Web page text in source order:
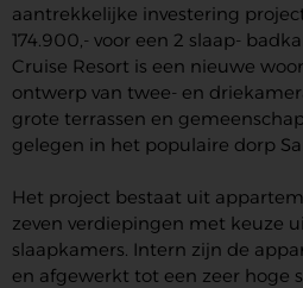
aantrekkelijke investering
174.900,- voor een 2 slaap-
Cruise Resort is een nieuwe
ontwerp van twee- en
grote terrassen en
gelegen in het populaire dorp
Het project bestaat uit
zeven verdiepingen met keuze
slaapkamers. Intern zijn de
en afgewerkt tot een zeer hoge